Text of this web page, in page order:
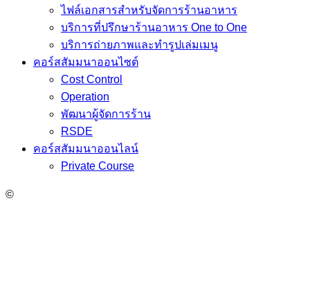
ไฟล์เอกสารสำหรับจัดการร้านอาหาร
บริการที่ปรึกษาร้านอาหาร One to One
บริการถ่ายภาพและทำรูปเล่มเมนู
คอร์สสัมมนาออนไซต์
Cost Control
Operation
พัฒนาผู้จัดการร้าน
RSDE
คอร์สสัมมนาออนไลน์
Private Course
©